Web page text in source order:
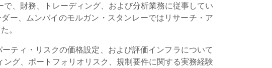
、財務、トレーディング、および分析業務に従事してい
ー、ムンバイのモルガン・スタンレーではリサーチ・ア
。
ティ・リスクの価格設定、および評価インフラについて
グ、ポートフォリオリスク、規制要件に関する実務経験